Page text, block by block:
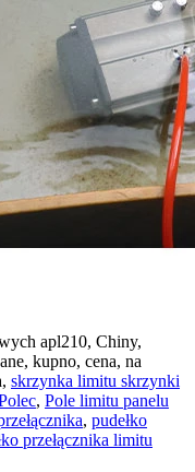
apl210, Chiny,
kupno, cena, na
skrzynka limitu skrzynki
, Pole limitu panelu
, pudełko
przełącznika limitu